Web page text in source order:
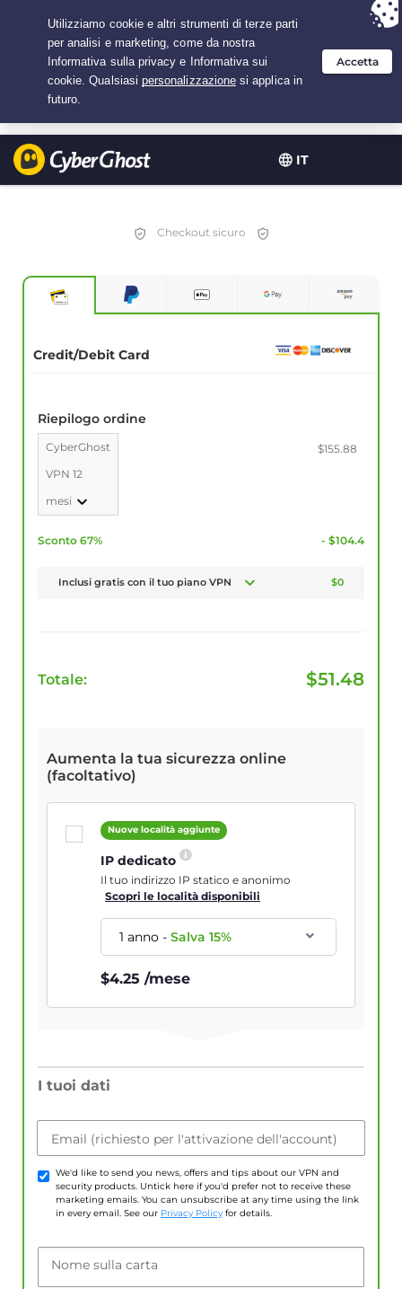
IT
Hai scelto:L'offerta miglioreper 3.3333333333333 anni a $
/mese
Checkout sicuro
Credit/Debit Card
Riepilogo ordine
CyberGhost
VPN 12
mesi
$155.88
Sconto 67% - $104.4
Inclusi gratis con il tuo piano VPN $0
Totale: $51.48
Aumenta la tua sicurezza online
(facoltativo)
Nuove località aggiunte
IP dedicato
Il tuo indirizzo IP statico e anonimo
Scopri le località disponibili
1 anno-Salva15%
$4.25 /mese
I tuoi dati
Email (richiesto per l'attivazione dell'account)
We'd like to send you news, offers and tips about our VPN and
security products. Untick here if you'd prefer not to receive these
marketing emails. You can unsubscribe at any time using the link
in every email. See our Privacy Policy for details.
Nome sulla carta